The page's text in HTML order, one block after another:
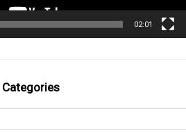
02:01
Categories